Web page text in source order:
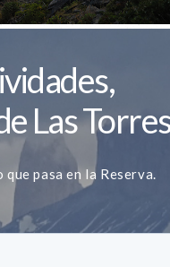
Las
pasa en la Reserva.